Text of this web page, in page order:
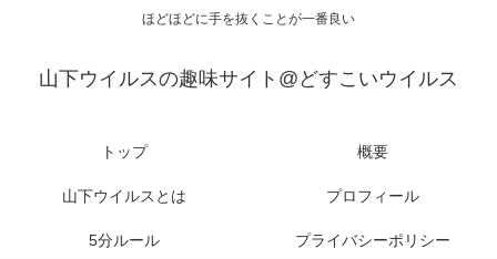
ほどほどに手を抜くことが一番良い
山下ウイルスの趣味サイト@どすこいウイルス
トップ 概要
山下ウイルスとは プロフィール
5分ルール プライバシーポリシー